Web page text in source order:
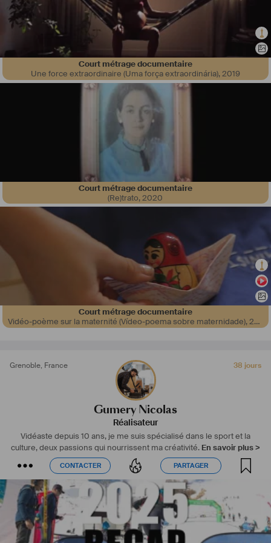
Court métrage documentaire
Une force extraordinaire (Uma força extraordinária),2019
Court métrage documentaire
(Re)trato,2020
Court métrage documentaire
Vidéo-poème sur la maternité (Vídeo-poema sobre maternidade),2020
Grenoble, France 38 jours
Gumery Nicolas
Réalisateur
Vidéaste depuis 10 ans, je me suis spécialisé dans le sport et la
culture, deux passions qui nourrissent ma créativité. En savoir plus >
Vidéaste et Pilote de Drone en constante recherche de projet.
Culture # musique#theatre live #
CONTACTER PARTAGER
CONTACTER PARTAGER